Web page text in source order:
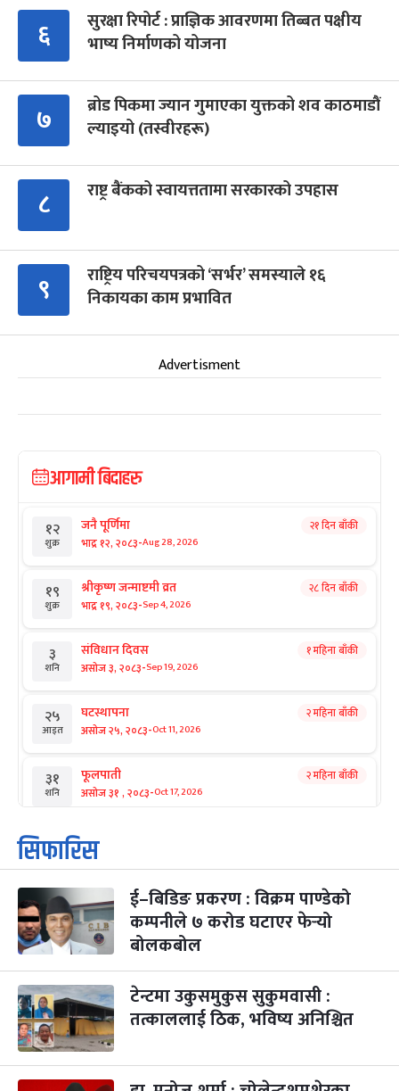
६
सुरक्षा रिपोर्ट : प्राज्ञिक आवरणमा तिब्बत पक्षीय
भाष्य निर्माणको योजना
७
ब्रोड पिकमा ज्यान गुमाएका युक्तको शव काठमाडौं
ल्याइयो (तस्वीरहरू)
८ राष्ट्र बैंकको स्वायत्ततामा सरकारको उपहास
९
राष्ट्रिय परिचयपत्रको ‘सर्भर’ समस्याले १६
निकायका काम प्रभावित
Advertisment
आगामी बिदाहरु
१२
शुक्र
जनै पूर्णिमा
भाद्र १२, २०८३-Aug 28, 2026
२१ दिन बाँकी
१९
शुक्र
श्रीकृष्ण जन्माष्टमी व्रत
भाद्र १९, २०८३-Sep 4, 2026
२८ दिन बाँकी
३
शनि
संविधान दिवस
असोज ३, २०८३-Sep 19, 2026
१ महिना बाँकी
२५
आइत
घटस्थापना
असोज २५, २०८३-Oct 11, 2026
२ महिना बाँकी
३१
शनि
फूलपाती
असोज ३१ , २०८३-Oct 17, 2026
२ महिना बाँकी
१
आइत
कार्तिक सङ्क्रान्ति
कार्तिक १, २०८३
३
मंगल
महानवमी
कार्तिक ३, २०८३-Oct 20, 2026
२ महिना बाँकी
४
५
बिहि
पापा‌ङ्कुशा एकादशी व्रत
कार्तिक ५, २०८३
२ महिना बाँकी
सिफारिस
ई–बिडिङ प्रकरण : विक्रम पाण्डेको
कम्पनीले ७ करोड घटाएर फेर्‍यो
बोलकबोल
टेन्टमा उकुसमुकुस सुकुमवासी :
तत्काललाई ठिक, भविष्य अनिश्चित